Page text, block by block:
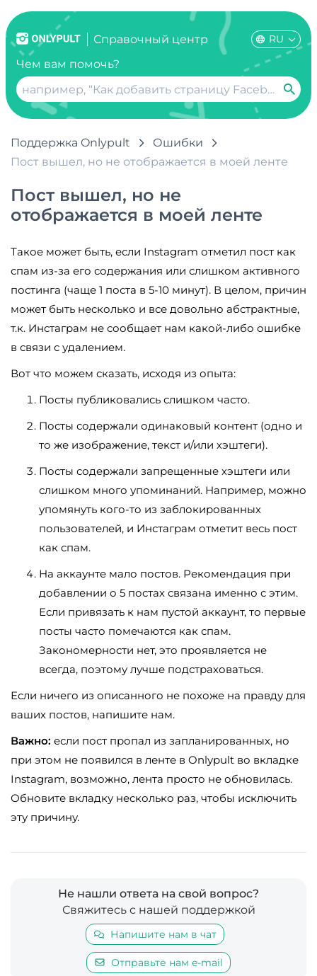
Справочный центр RU
Чем вам помочь?
Поддержка Onlypult
Ошибки
Пост вышел, но не отображается в моей ленте
Пост вышел, но не
отображается в моей ленте
Такое может быть, если Instagram отметил пост как
спам из-за его содержания или слишком активного
постинга (чаще 1 поста в 5-10 минут). В целом, причин
может быть несколько и все довольно абстрактные,
т.к. Инстаграм не сообщает нам какой-либо ошибке
в связи с удалением.
Вот что можем сказать, исходя из опыта:
Посты публиковались слишком часто.
Посты содержали одинаковый контент (одно и
то же изображение, текст и/или хэштеги).
Посты содержали запрещенные хэштеги или
слишком много упоминаний. Например, можно
упомянуть кого-то из заблокированных
пользователей, и Инстаграм отметит весь пост
как спам.
На аккаунте мало постов. Рекомендация при
добавлении о 5 постах связана именно с этим.
Если привязать к нам пустой аккаунт, то первые
посты часто помечаются как спам.
Закономерности нет, это проявляется не
всегда, поэтому лучше подстраховаться.
Если ничего из описанного не похоже на правду для
ваших постов, напишите нам.
Важно: если пост пропал из запланированных, но
при этом не появился в ленте в Onlypult во вкладке
Instagram, возможно, лента просто не обновилась.
Обновите вкладку несколько раз, чтобы исключить
эту причину.
Не нашли ответа на свой вопрос?
Свяжитесь с нашей поддержкой
Напишите нам в чат
Отправьте нам e-mail